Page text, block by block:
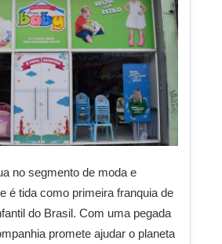
no segmento de moda e
é tida como primeira franquia de
do Brasil. Com uma pegada
promete ajudar o planeta